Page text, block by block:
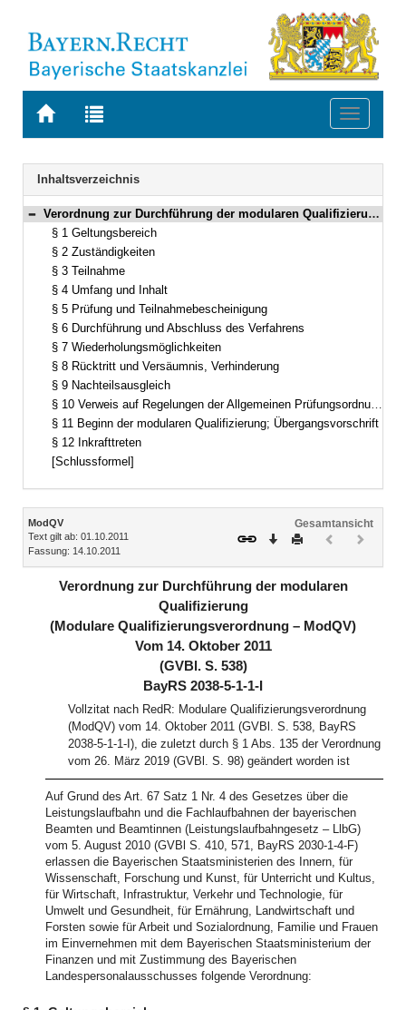
Zur
BAYERN.RECHT
Zur
letzten
Suche
Toggle
Navigation
Inhaltsverzeichnis
Bereich reduzieren
Verordnung zur Durchführung der modularen Qualifizierung (Modulare Qualifizierungsverordnung – ModQV) Vom 14. Oktober 2011 (GVBl. S. 538) BayRS 2038-5-1-1-I (§§ 1–12)
§ 1 Geltungsbereich
§ 2 Zuständigkeiten
§ 3 Teilnahme
§ 4 Umfang und Inhalt
§ 5 Prüfung und Teilnahmebescheinigung
§ 6 Durchführung und Abschluss des Verfahrens
§ 7 Wiederholungsmöglichkeiten
§ 8 Rücktritt und Versäumnis, Verhinderung
§ 9 Nachteilsausgleich
§ 10 Verweis auf Regelungen der Allgemeinen Prüfungsordnung
§ 11 Beginn der modularen Qualifizierung; Übergangsvorschrift
§ 12 Inkrafttreten
[Schlussformel]
Inhalt
ModQV
Text gilt ab: 01.10.2011
Fassung: 14.10.2011
Gesamtansicht
Download
DruckenVorheriges
(inaktiv)(inaktiv)
Verordnung zur Durchführung der modularen
Qualifizierung
(Modulare Qualifizierungsverordnung – ModQV)
Vom 14. Oktober 2011
(GVBl. S. 538)
BayRS 2038-5-1-1-I
Vollzitat nach RedR: Modulare Qualifizierungsverordnung
(ModQV) vom 14. Oktober 2011 (GVBl. S. 538, BayRS
2038-5-1-1-I), die zuletzt durch § 1 Abs. 135 der Verordnung
vom 26. März 2019 (GVBl. S. 98) geändert worden ist
Auf Grund des Art. 67 Satz 1 Nr. 4 des Gesetzes über die
Leistungslaufbahn und die Fachlaufbahnen der bayerischen
Beamten und Beamtinnen (Leistungslaufbahngesetz – LlbG)
vom 5. August 2010 (GVBl S. 410, 571, BayRS 2030-1-4-F)
erlassen die Bayerischen Staatsministerien des Innern, für
Wissenschaft, Forschung und Kunst, für Unterricht und Kultus,
für Wirtschaft, Infrastruktur, Verkehr und Technologie, für
Umwelt und Gesundheit, für Ernährung, Landwirtschaft und
Forsten sowie für Arbeit und Sozialordnung, Familie und Frauen
im Einvernehmen mit dem Bayerischen Staatsministerium der
Finanzen und mit Zustimmung des Bayerischen
Landespersonalausschusses folgende Verordnung: